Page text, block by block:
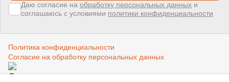
Политика конфиденциальности
Согласие на обработку персональных данных
Даю согласие на обработку персональных данных и
соглашаюсь с условиями политики конфиденциальности